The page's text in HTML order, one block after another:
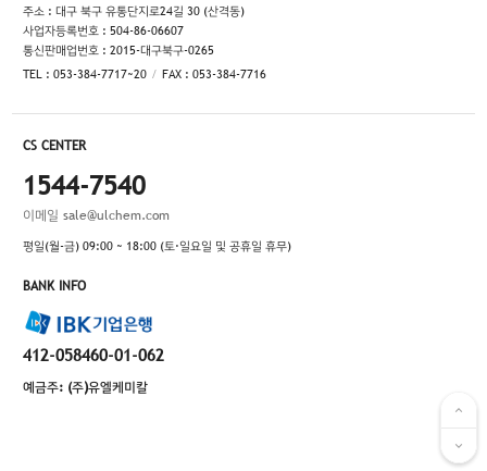
주소 : 대구 북구 유통단지로24길 30 (산격동)
사업자등록번호 : 504-86-06607
통신판매업번호 : 2015-대구북구-0265
TEL : 053-384-7717~20
FAX : 053-384-7716
CS CENTER
1544-7540
이메일 sale@ulchem.com
평일(월-금) 09:00 ~ 18:00 (토·일요일 및 공휴일 휴무)
BANK INFO
412-058460-01-062
예금주: (주)유엘케미칼